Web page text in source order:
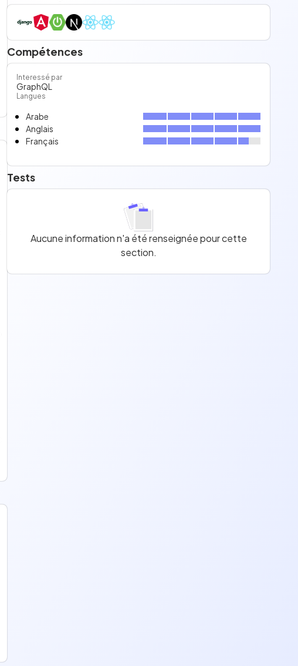
Compétences
Interessé par
GraphQL
Langues
Arabe
Anglais
Français
Tests
Aucune information n'a été renseignée pour cette
section.